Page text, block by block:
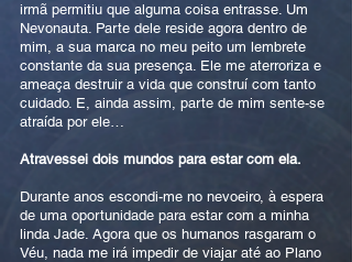
irmã permitiu que alguma coisa entrasse. Um
Nevonauta. Parte dele reside agora dentro de
mim, a sua marca no meu peito um lembrete
constante da sua presença. Ele me aterroriza e
ameaça destruir a vida que construí com tanto
cuidado. E, ainda assim, parte de mim sente-se
atraída por ele…
Atravessei dois mundos para estar com ela.
Durante anos escondi-me no nevoeiro, à espera
de uma oportunidade para estar com a minha
linda Jade. Agora que os humanos rasgaram o
Véu, nada me irá impedir de viajar até ao Plano